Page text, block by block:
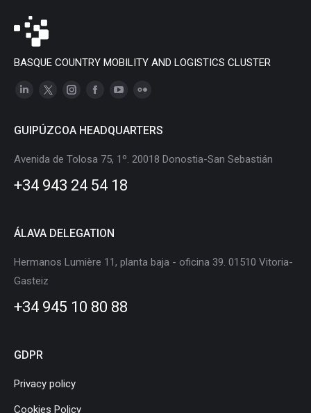
BASQUE COUNTRY MOBILITY AND LOGISTICS CLUSTER
Linkedin
opens
window
X
opens
window
Instagram
opens
in
window
opens
in
window
opens
in
window
opens
in
GUIPÚZCOA HEADQUARTERS
Avenida de Tolosa 75, 1º. 20018 Donostia-San Sebastián
+34 943 24 54 18
ÁLAVA DELEGATION
Hermanos Lumière 11, planta baja - oficina 39. 01510 Vitoria-
Gasteiz
+34 945 10 80 88
GDPR
Privacy policy
Cookies Policy